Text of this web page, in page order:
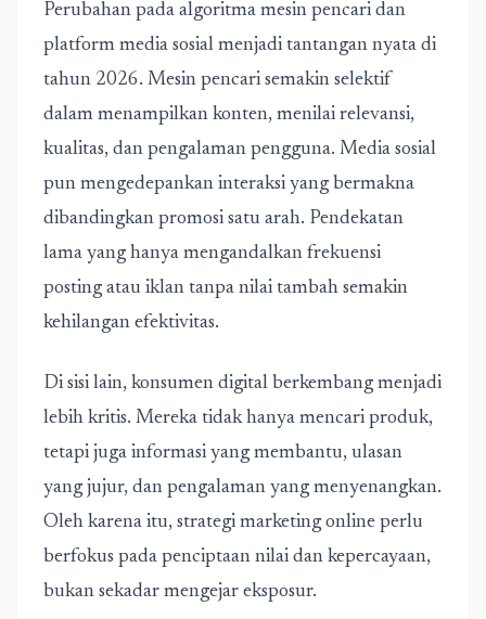
Perubahan pada algoritma mesin pencari dan
platform media sosial menjadi tantangan nyata di
tahun 2026. Mesin pencari semakin selektif
dalam menampilkan konten, menilai relevansi,
kualitas, dan pengalaman pengguna. Media sosial
pun mengedepankan interaksi yang bermakna
dibandingkan promosi satu arah. Pendekatan
lama yang hanya mengandalkan frekuensi
posting atau iklan tanpa nilai tambah semakin
kehilangan efektivitas.
Di sisi lain, konsumen digital berkembang menjadi
lebih kritis. Mereka tidak hanya mencari produk,
tetapi juga informasi yang membantu, ulasan
yang jujur, dan pengalaman yang menyenangkan.
Oleh karena itu, strategi marketing online perlu
berfokus pada penciptaan nilai dan kepercayaan,
bukan sekadar mengejar eksposur.